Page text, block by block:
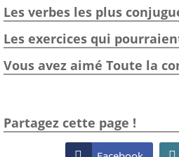
Les verbes les plus
Les exercices qui
Vous avez aimé Toute la
Partagez cette page !